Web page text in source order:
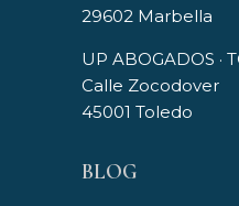
29602 Marbella
UP ABOGADOS ·
Calle Zocodover
45001 Toledo
BLOG